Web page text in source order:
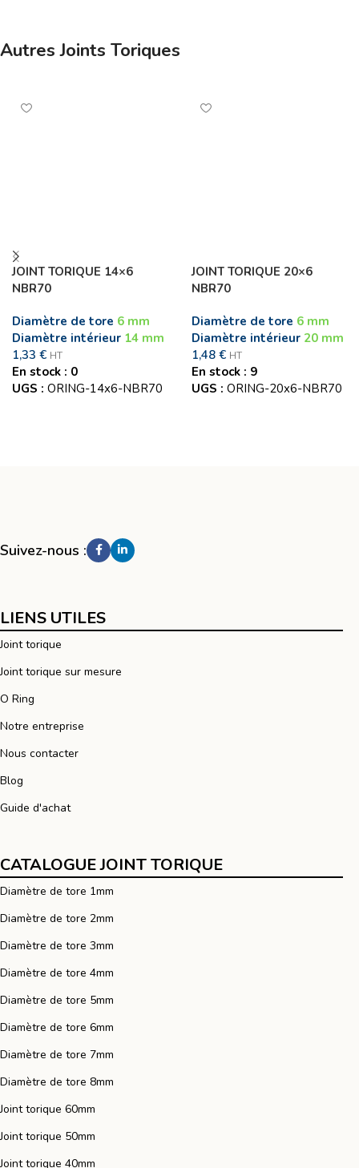
Autres Joints Toriques
JOINT TORIQUE 14×6
NBR70
Diamètre de tore 6 mm
Diamètre intérieur 14 mm
1,33 € HT
En stock : 0
UGS : ORING-14x6-NBR70
JOINT TORIQUE 20×6
NBR70
Diamètre de tore 6 mm
Diamètre intérieur 20 mm
1,48 € HT
En stock : 9
UGS : ORING-20x6-NBR70
Suivez-nous :
LIENS UTILES
Joint torique
Joint torique sur mesure
O Ring
Notre entreprise
Nous contacter
Blog
Guide d'achat
CATALOGUE JOINT TORIQUE
Diamètre de tore 5mm
Diamètre de tore 6mm
Diamètre de tore 7mm
Diamètre de tore 8mm
Joint torique 60mm
Joint torique 50mm
Joint torique 40mm
Diamètre de tore 1mm
Diamètre de tore 2mm
Diamètre de tore 3mm
Diamètre de tore 4mm